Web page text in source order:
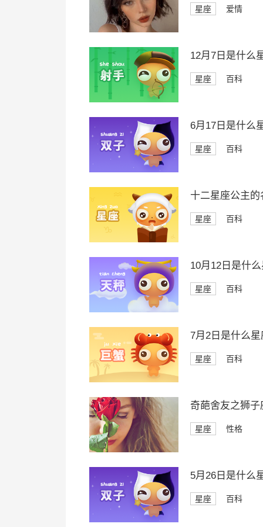
星座 爱情
12月7日是什么
星座 百科
6月17日是什么
星座 百科
十二星座公主的
星座 百科
10月12日是什
星座 百科
7月2日是什么星
星座 百科
奇葩舍友之狮子
星座 性格
5月26日是什么
星座 百科